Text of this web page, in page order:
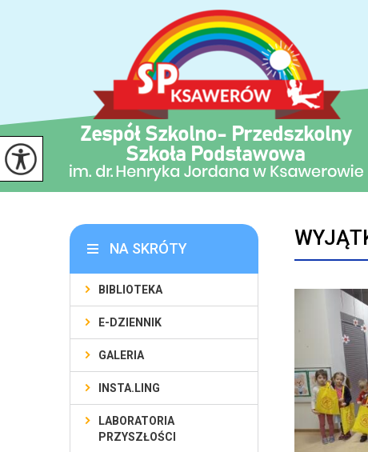
NA SKRÓTY
BIBLIOTEKA
E-DZIENNIK
GALERIA
INSTA.LING
LABORATORIA
PRZYSZŁOŚCI